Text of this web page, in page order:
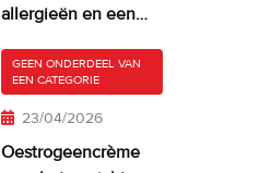
allergieën en een
huid
GEEN ONDERDEEL VAN
EEN CATEGORIE
23/04/2026
Oestrogeencrème